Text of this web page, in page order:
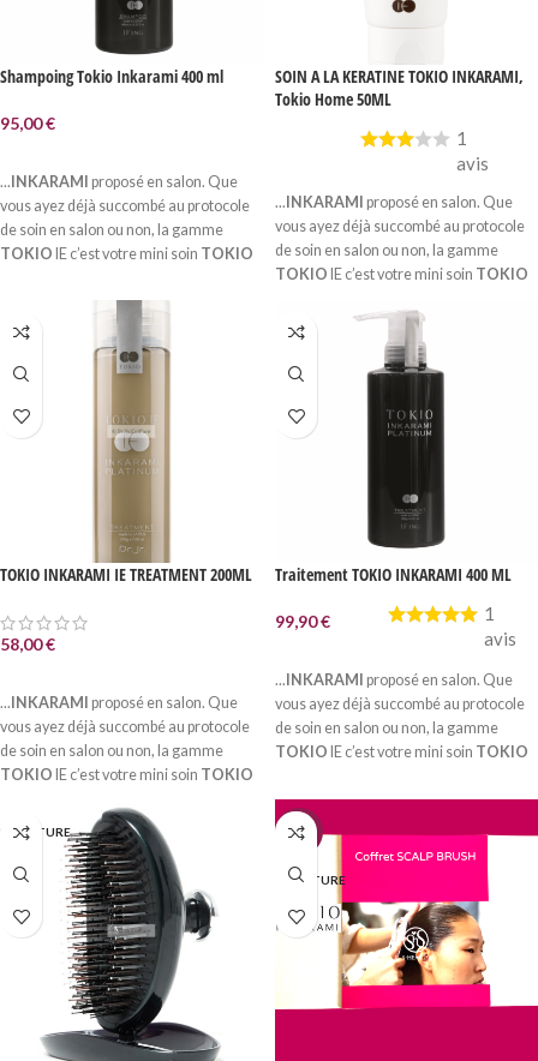
Shampoing Tokio Inkarami 400 ml
95,00€
... INKARAMI proposé en salon. Que
vous ayez déjà succombé au protocole
de soin en salon ou non, la gamme
TOKIO IE c’est votre mini soin TOKIO
SOIN A LA KERATINE TOKIO INKARAMI,
Tokio Home 50ML
1
avis
... INKARAMI proposé en salon. Que
vous ayez déjà succombé au protocole
de soin en salon ou non, la gamme
TOKIO IE c’est votre mini soin TOKIO
TOKIO INKARAMI IE TREATMENT 200ML
58,00€
...INKARAMI proposé en salon. Que
vous ayez déjà succombé au protocole
de soin en salon ou non, la gamme
TOKIO IE c’est votre mini soin TOKIO
Traitement TOKIO INKARAMI 400 ML
99,90€
1
avis
...INKARAMI proposé en salon. Que
vous ayez déjà succombé au protocole
de soin en salon ou non, la gamme
TOKIO IE c’est votre mini soin TOKIO
RUPTURE -5%
EN RUPTURE